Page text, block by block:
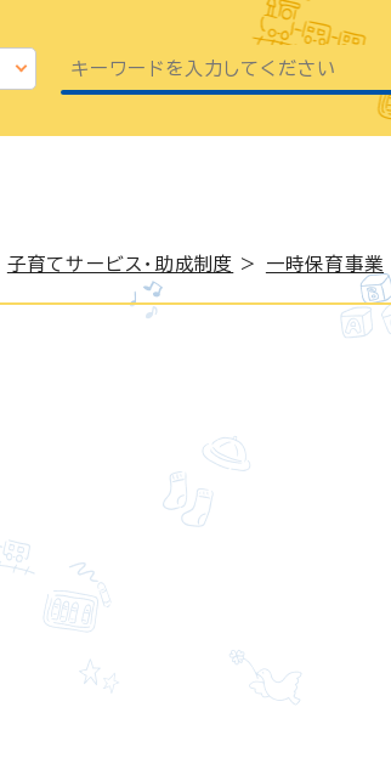
子育てサービス・助成制度 > 一時保育事業